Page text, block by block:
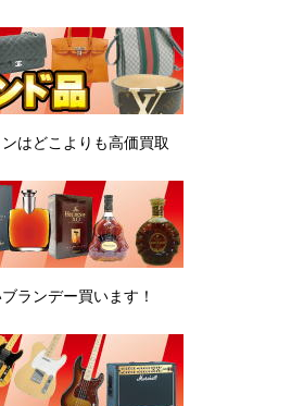
はどこよりも高価買取
ランデー買います！